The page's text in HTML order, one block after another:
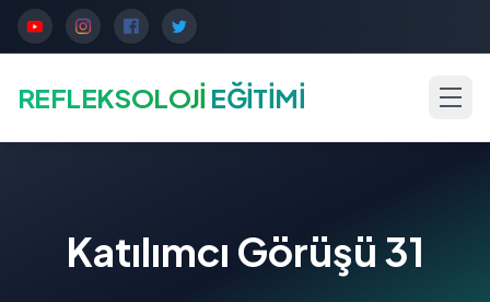
REFLEKSOLOJİ EĞİTİMİ
Katılımcı Görüşü 31